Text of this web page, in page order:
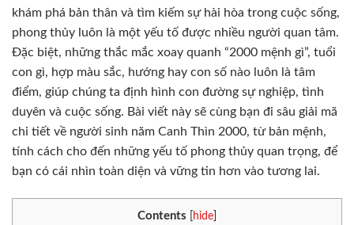
khám phá bản thân và tìm kiếm sự hài hòa trong cuộc sống,
phong thủy luôn là một yếu tố được nhiều người quan tâm.
Đặc biệt, những thắc mắc xoay quanh “2000 mệnh gì”, tuổi
con gì, hợp màu sắc, hướng hay con số nào luôn là tâm
điểm, giúp chúng ta định hình con đường sự nghiệp, tình
duyên và cuộc sống. Bài viết này sẽ cùng bạn đi sâu giải mã
chi tiết về người sinh năm Canh Thìn 2000, từ bản mệnh,
tính cách cho đến những yếu tố phong thủy quan trọng, để
bạn có cái nhìn toàn diện và vững tin hơn vào tương lai.
Contents hide